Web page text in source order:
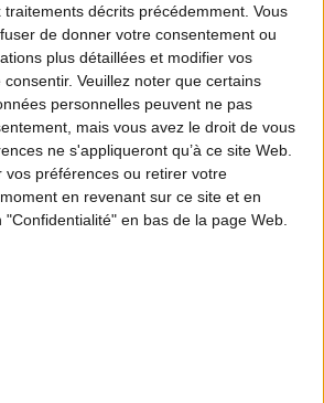
décrits précédemment. Vous
de donner votre consentement ou
plus détaillées et modifier vos
Veuillez noter que certains
personnelles peuvent ne pas
mais vous avez le droit de vous
ne s'appliqueront qu’à ce site Web.
vos préférences ou retirer votre
en revenant sur ce site et en
en bas de la page Web.
gigot de chevreuil au